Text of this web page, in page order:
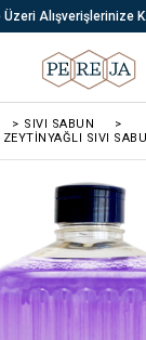
Üzeri Alışverişlerinize
> SIVI SABUN
>
SIVI